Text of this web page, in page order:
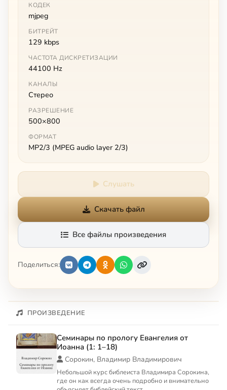
КОДЕК
mjpeg
БИТРЕЙТ
129 kbps
ЧАСТОТА ДИСКРЕТИЗАЦИИ
44100 Hz
КАНАЛЫ
Стерео
РАЗРЕШЕНИЕ
500×800
ФОРМАТ
MP2/3 (MPEG audio layer 2/3)
Слушать
Скачать файл
Все файлы произведения
Поделиться:
ПРОИЗВЕДЕНИЕ
Семинары по прологу Евангелия от
Иоанна (1: 1–18)
Сорокин, Владимир Владимирович
Небольшой курс библеиста Владимира Сорокина,
где он как всегда очень подробно и внимательно